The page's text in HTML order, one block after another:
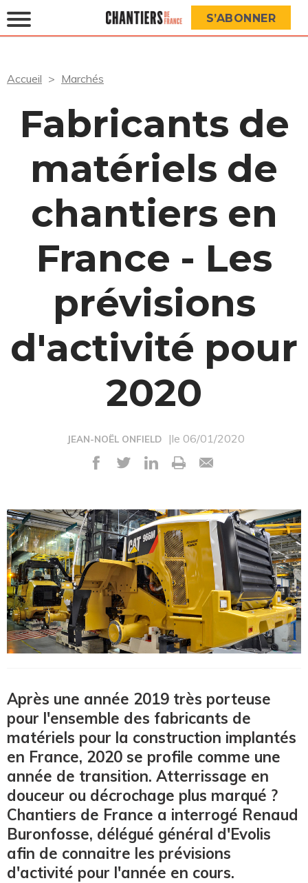
S’ABONNER
Accueil Marchés
Fabricants de
matériels de
chantiers en
France - Les
prévisions
d'activité pour
2020
JEAN-NOËL ONFIELD |le 06/01/2020
Après une année 2019 très porteuse
pour l'ensemble des fabricants de
matériels pour la construction implantés
en France, 2020 se profile comme une
année de transition. Atterrissage en
douceur ou décrochage plus marqué ?
Chantiers de France a interrogé Renaud
Buronfosse, délégué général d'Evolis
afin de connaitre les prévisions
d'activité pour l'année en cours.